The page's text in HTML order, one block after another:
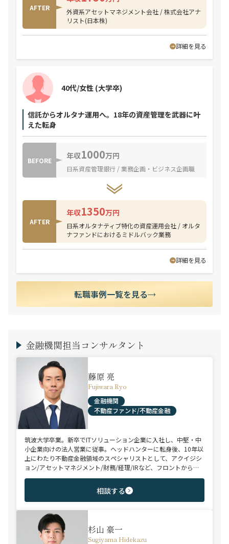
AFTER
外資系アセットマネジメント会社 / 株式会社アナ
リスト(日本株)
詳細を見る
信託からオルタナ運用へ。18年の資産管理を武器に叶
えた転身
40代/女性 (大学卒)
BEFORE 年収1000万円
日系資産管理銀行 / 業務企画・ビジネス企画職
AFTER
年収1350万円
日系オルタナティブ特化の資産運用会社 / オルタ
ナファンドにおけるミドルバック業務
詳細を見る
転職事例一覧を見る
金融機関担当コンサルタント
藤原 亮
Fujiwara Ryo
金融機関
不動産ファンド/不動産金融
筑波大学卒業。新卒でITソリューション企業に入社し、中堅・中
小企業向けの法人営業に従事。ヘッドハンターに転身後、10年以
上にわたり不動産金融領域のスペシャリストとして、アクイジシ
ョン/アセットマネジメント/財務/経理/IRなど、フロントからミ
ドル・バックまで、幅広いポジションで100名以上のご支援実績
を誇る。また、首都圏に加え、関西・九州・北海道を始めとする
地方都市を拠点とする企業から外資系まで、100社を超えるクラ
イアント企業様とのリレーションを保持。業界に精通した深い知
見と広範なネットワークを活かし、候補者様の可能性を最大限に
引き出すマッチングをご支援可能。
相談する
杉山 豪一
Sugiyama Hidekazu